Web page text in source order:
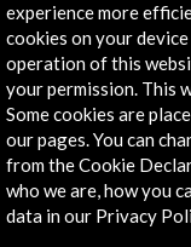
Barbieri. Music,
View Activity
experience more
cookies on your
operation of this
your permission. This
Some cookies are
our pages. You can
from the Cookie
who we are, how you
data in our Privacy